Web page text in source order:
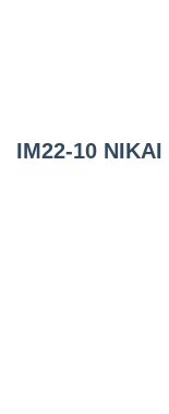
IM22-10 NIKAI